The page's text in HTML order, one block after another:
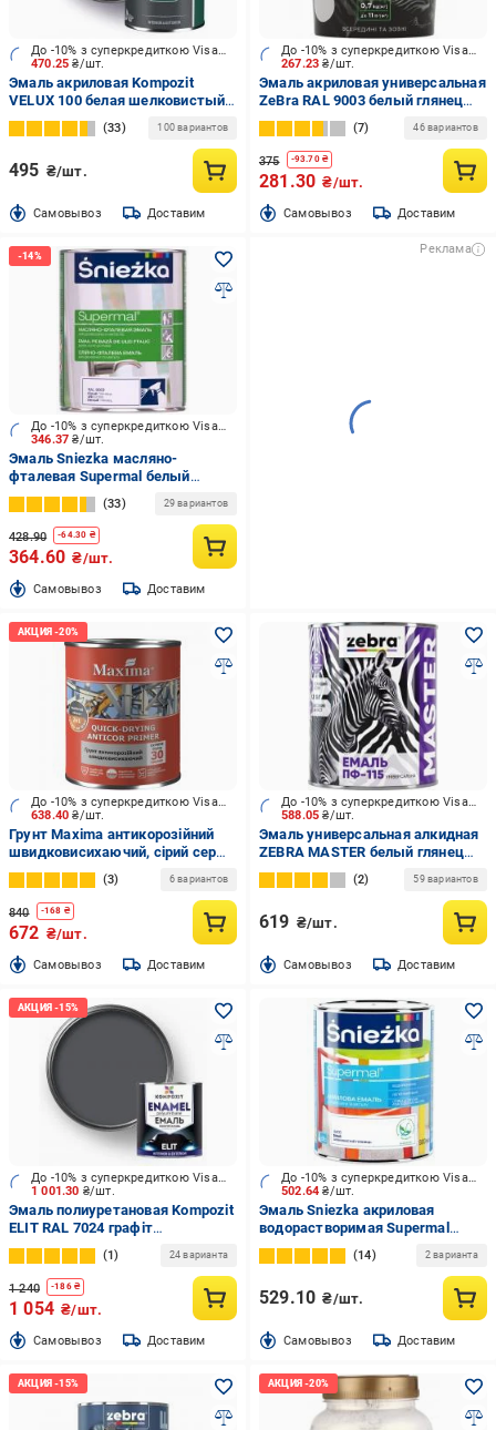
470.25₴/шт.
До -10% з суперкредиткою Visa Вигода
Эмаль акриловая Kompozit
VELUX 100 белая шелковистый
мат 0,75 л
33 100 вариантов
495 ₴/шт.
Cамовывоз Доставим
267.23₴/шт.
До -10% з суперкредиткою Visa Вигода
Эмаль акриловая универсальная
ZeBra RAL 9003 белый глянец
0,7 кг
7 46 вариантов
375 -93.70₴
281.30 ₴/шт.
Cамовывоз Доставим
346.37₴/шт.
До -10% з суперкредиткою Visa Вигода
Эмаль Sniezka масляно-
фталевая Supermal белый
глянец 0,8 л
33 29 вариантов
428.90 -64.30 ₴
364.60 ₴/шт.
Cамовывоз Доставим
Реклама
638.40₴/шт.
До -10% з суперкредиткою Visa Вигода
Грунт Maxima антикорозійний
швидковисихаючий, сірий серый
мат 2,8 л 2,8 кг
3 6 вариантов
840 -168 ₴
672 ₴/шт.
Cамовывоз Доставим
588.05₴/шт.
До -10% з суперкредиткою Visa Вигода
Эмаль универсальная алкидная
ZEBRA MASTER белый глянец
2,6 кг
2 59 вариантов
619 ₴/шт.
Cамовывоз Доставим
1 001.30 ₴/шт.
До -10% з суперкредиткою Visa Вигода
Эмаль полиуретановая Kompozit
ELIT RAL 7024 графіт
шелковистый мат 2,5 л
1 24 варианта
1 240 -186₴
1 054 ₴/шт.
Cамовывоз Доставим
502.64₴/шт.
До -10% з суперкредиткою Visa Вигода
Эмаль Sniezka акриловая
водорастворимая Supermal
белый шелковистый глянец
0,8 л
14 2 варианта
529.10 ₴/шт.
Cамовывоз Доставим